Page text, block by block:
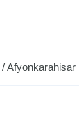
/Afyonkarahisar